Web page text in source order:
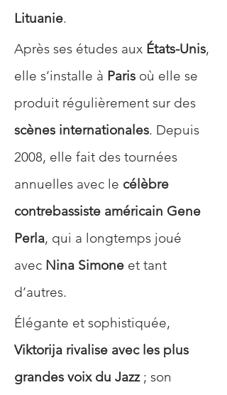
Lituanie.
Après ses études aux États-Unis,
elle s’installe à Paris où elle se
produit régulièrement sur des
scènes internationales. Depuis
2008, elle fait des tournées
annuelles avec le célèbre
contrebassiste américain Gene
Perla, qui a longtemps joué
avec Nina Simone et tant
d’autres.
Élégante et sophistiquée,
Viktorija rivalise avec les plus
grandes voix du Jazz ; son